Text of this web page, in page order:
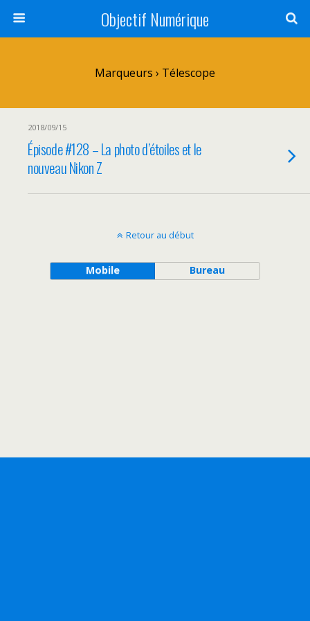
Objectif Numérique
Marqueurs › Télescope
2018/09/15
Épisode #128 – La photo d’étoiles et le
nouveau Nikon Z
Retour au début
Mobile Bureau